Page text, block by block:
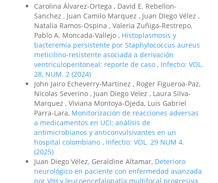
Carolina Álvarez-Ortega , David E. Rebellon-
Sanchez , Juan Camilo Marquez , Juan Diego Vélez ,
Natalia Ramos-Ospina , Valeria Zuñiga-Restrepo,
Pablo A. Moncada-Vallejo , Histoplasmosis y
bacteremia persistente por Staphylococcus aureus
meticilino-resistente asociada a derivación
ventriculoperitoneal: reporte de caso , Infectio: VOL.
28, NUM. 2 (2024)
John Jairo Echeverry-Martinez , Roger Figueroa-Paz,
Nicolas Severino , Juan Diego Velez , Laura Silva-
Marquez , Viviana Montoya-Ojeda, Luis Gabriel
Parra-Lara, Monitorización de reacciones adversas
a medicamentos en UCI: análisis de
antimicrobianos y anticonvulsivantes en un
hospital colombiano , Infectio: VOL. 29 NUM 4.
(2025)
Juan Diego Vélez, Geraldine Altamar, Deterioro
neurológico en paciente con enfermedad avanzada
por VIH y leucoencefalopatía multifocal progresiva